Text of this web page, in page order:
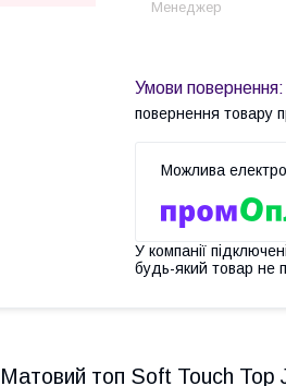
Менеджер
повернення товару
У компанії
будь-який товар не
Матовий топ Soft Touch Top